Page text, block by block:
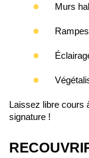
Murs
Rampes
Laissez libre cours
signature !